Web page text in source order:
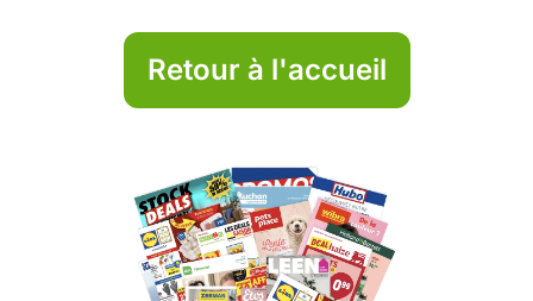
Retour à l'accueil